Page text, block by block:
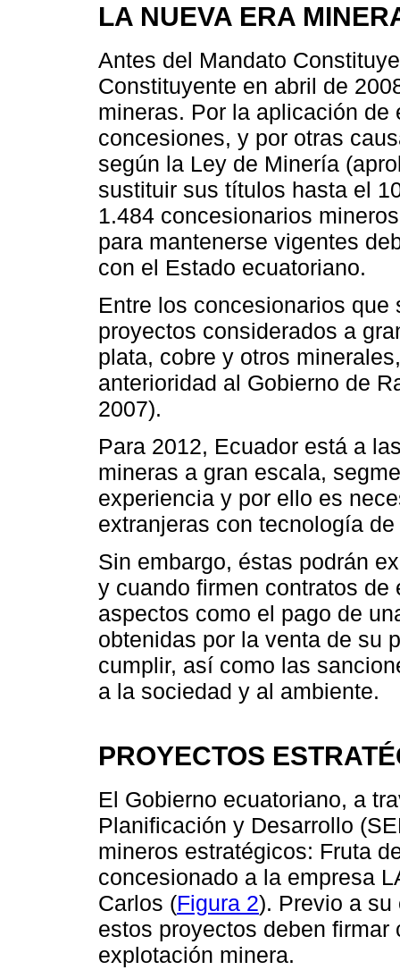
LA NUEVA ERA
Antes del Mandato
Constituyente en abril de
mineras. Por la aplicación
concesiones, y por otras
según la Ley de Minería
sustituir sus títulos hasta el
1.484 concesionarios
para mantenerse vigentes
con el Estado ecuatoriano.
Entre los concesionarios
proyectos considerados a
plata, cobre y otros
anterioridad al Gobierno de
2007).
Para 2012, Ecuador está a
mineras a gran escala,
experiencia y por ello es
extranjeras con tecnología
Sin embargo, éstas podrán
y cuando firmen contratos
aspectos como el pago de
obtenidas por la venta de su
cumplir, así como las
a la sociedad y al ambiente.
PROYECTOS
El Gobierno ecuatoriano, a
Planificación y Desarrollo
mineros estratégicos: Fruta
concesionado a la empresa
Carlos (Figura 2). Previo a
estos proyectos deben
explotación minera.